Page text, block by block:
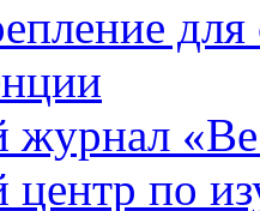
для
по